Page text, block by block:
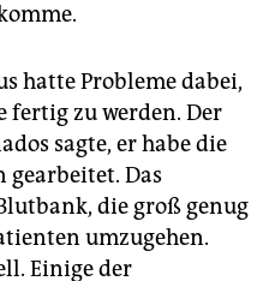
hatte Probleme dabei,
fertig zu werden. Der
sagte, er habe die
Das
die groß genug
umzugehen.
Einige der